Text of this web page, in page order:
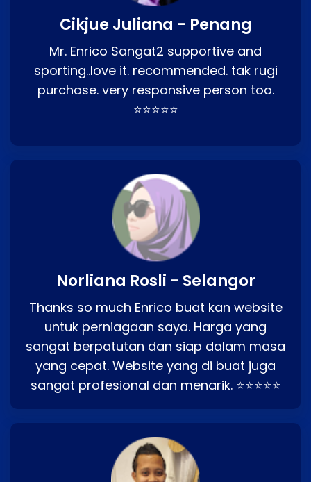
Cikjue Juliana - Penang
Mr. Enrico Sangat2 supportive and
sporting..love it. recommended. tak rugi
purchase. very responsive person too.
⭐⭐⭐⭐⭐
Norliana Rosli - Selangor
Thanks so much Enrico buat kan website
untuk perniagaan saya. Harga yang
sangat berpatutan dan siap dalam masa
yang cepat. Website yang di buat juga
sangat profesional dan menarik. ⭐⭐⭐⭐⭐